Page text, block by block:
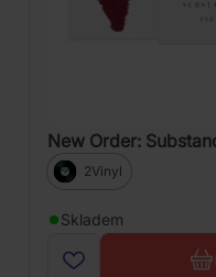
New Order:
2Vinyl
Skladem